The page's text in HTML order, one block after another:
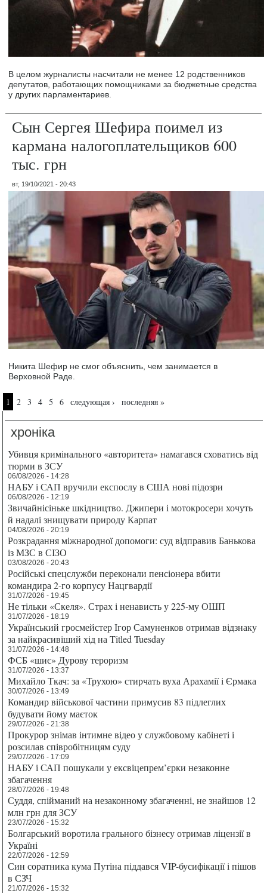
В целом журналисты насчитали не менее 12 родственников
депутатов, работающих помощниками за бюджетные средства
у других парламентариев.
Сын Сергея Шефира поимел из
кармана налогоплательщиков 600
тыс. грн
вт, 19/10/2021 - 20:43
Никита Шефир не смог объяснить, чем занимается в
Верховной Раде.
Страницы
1 2 3 4 5 6 следующая › последняя »
хроніка
Убивця кримінального «авторитета» намагався сховатись від
тюрми в ЗСУ
06/08/2026 - 14:28
НАБУ і САП вручили експослу в США нові підозри
06/08/2026 - 12:19
Звичайнісіньке шкідництво. Джипери і мотокросери хочуть
й надалі знищувати природу Карпат
04/08/2026 - 20:19
Розкрадання міжнародної допомоги: суд відправив Банькова
із МЗС в СІЗО
03/08/2026 - 20:43
Російські спецслужби переконали пенсіонера вбити
командира 2-го корпусу Нацгвардії
31/07/2026 - 19:45
Не тільки «Скеля». Страх і ненависть у 225-му ОШП
31/07/2026 - 18:19
Український гросмейстер Ігор Самуненков отримав відзнаку
за найкрасивіший хід на Titled Tuesday
31/07/2026 - 14:48
ФСБ «шиє» Дурову тероризм
31/07/2026 - 13:37
Михайло Ткач: за «Трухою» стирчать вуха Арахамії і Єрмака
30/07/2026 - 13:49
Командир військової частини примусив 83 підлеглих
будувати йому маєток
29/07/2026 - 21:38
Прокурор знімав інтимне відео у службовому кабінеті і
розсилав співробітницям суду
29/07/2026 - 17:09
НАБУ і САП пошукали у ексвіцепрем’єрки незаконне
збагачення
28/07/2026 - 19:48
Суддя, спійманий на незаконному збагаченні, не знайшов 12
млн грн для ЗСУ
23/07/2026 - 15:32
Болгарський воротила грального бізнесу отримав ліцензії в
Україні
22/07/2026 - 12:59
Син соратника кума Путіна піддався VIP-бусифікації і пішов
в СЗЧ
21/07/2026 - 15:32